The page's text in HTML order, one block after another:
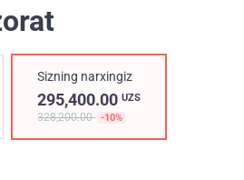
Sizning narxingiz
295,400.00UZS
328,200.00 -10%